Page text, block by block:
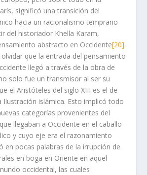
significó una transición del
hacia un racionalismo temprano
del historiador Khella Karam,
abstracto en Occidente[20].
que la entrada del pensamiento
llegó a través de la obra de
solo fue un transmisor al ser su
el Aristóteles del siglo XIII es el de
Ilustración islámica. Esto implicó todo
categorías provenientes del
llegaban a Occidente en el caballo
y cuyo eje era el razonamiento
en pocas palabras de la irrupción de
en boga en Oriente en aquel
occidental, las cuales